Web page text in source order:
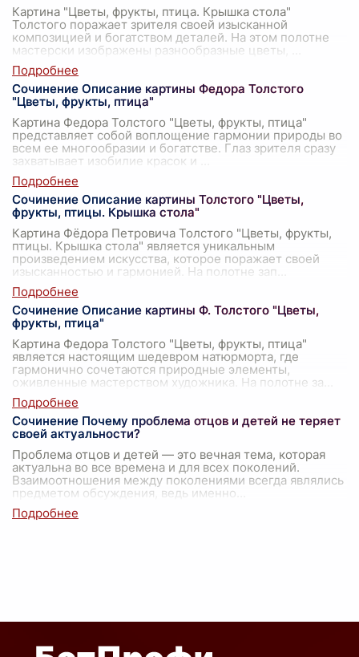
Картина "Цветы, фрукты, птица. Крышка стола"
Толстого поражает зрителя своей изысканной
композицией и богатством деталей. На этом полотне
мастерски изображены разнообразные цветы,
Сочинение Описание картины Федора Толстого
"Цветы, фрукты, птица"
Картина Федора Толстого "Цветы, фрукты, птица"
представляет собой воплощение гармонии природы во
всем ее многообразии и богатстве. Глаз зрителя сразу
захватывает изобилие красок и
Сочинение Описание картины Толстого "Цветы,
фрукты, птицы. Крышка стола"
Картина Фёдора Петровича Толстого "Цветы, фрукты,
птицы. Крышка стола" является уникальным
произведением искусства, которое поражает своей
изысканностью и гармонией. На полотне зап
Сочинение Описание картины Ф. Толстого "Цветы,
фрукты, птица"
Картина Федора Толстого "Цветы, фрукты, птица"
является настоящим шедевром натюрморта, где
гармонично сочетаются природные элементы,
оживленные мастерством художника. На полотне за
Сочинение Почему проблема отцов и детей не теряет
своей актуальности?
Проблема отцов и детей — это вечная тема, которая
актуальна во все времена и для всех поколений.
Взаимоотношения между поколениями всегда являлись
предметом обсуждения, ведь именно